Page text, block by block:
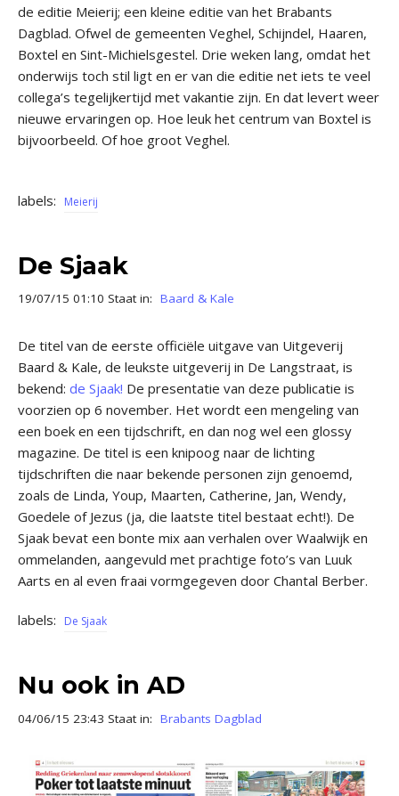
de editie Meierij; een kleine editie van het Brabants
Dagblad. Ofwel de gemeenten Veghel, Schijndel, Haaren,
Boxtel en Sint-Michielsgestel. Drie weken lang, omdat het
onderwijs toch stil ligt en er van die editie net iets te veel
collega’s tegelijkertijd met vakantie zijn. En dat levert weer
nieuwe ervaringen op. Hoe leuk het centrum van Boxtel is
bijvoorbeeld. Of hoe groot Veghel.
labels: Meierij
De Sjaak
19/07/15 01:10 Staat in: Baard & Kale
De titel van de eerste officiële uitgave van Uitgeverij
Baard & Kale, de leukste uitgeverij in De Langstraat, is
bekend: de Sjaak! De presentatie van deze publicatie is
voorzien op 6 november. Het wordt een mengeling van
een boek en een tijdschrift, en dan nog wel een glossy
magazine. De titel is een knipoog naar de lichting
tijdschriften die naar bekende personen zijn genoemd,
zoals de Linda, Youp, Maarten, Catherine, Jan, Wendy,
Goedele of Jezus (ja, die laatste titel bestaat echt!). De
Sjaak bevat een bonte mix aan verhalen over Waalwijk en
ommelanden, aangevuld met prachtige foto’s van Luuk
Aarts en al even fraai vormgegeven door Chantal Berber.
labels: De Sjaak
Nu ook in AD
04/06/15 23:43 Staat in: Brabants Dagblad